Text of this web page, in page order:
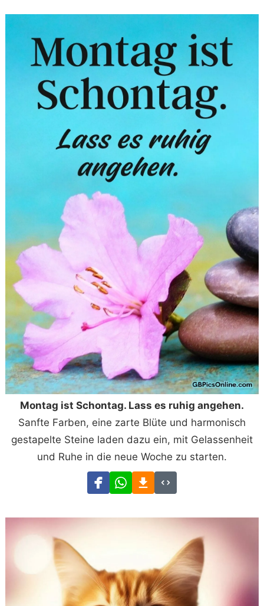
Montag ist Schontag. Lass es ruhig angehen.
Sanfte Farben, eine zarte Blüte und harmonisch
gestapelte Steine laden dazu ein, mit Gelassenheit
und Ruhe in die neue Woche zu starten.